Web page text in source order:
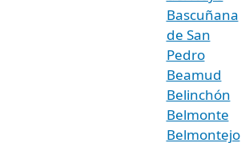
Bascuñana
de San
Pedro
Beamud
Belinchón
Belmonte
Belmontejo